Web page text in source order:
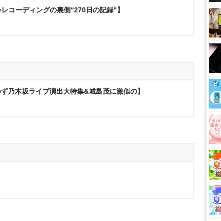
コーディングの裏側“270日の記録"】
乃木坂ライブ演出大特集&城島茂に激似の】